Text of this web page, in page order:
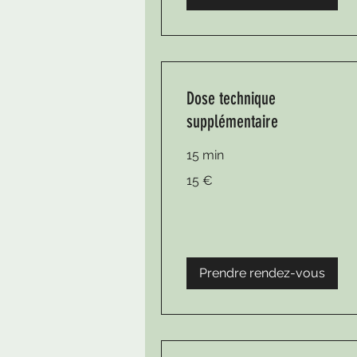
Dose technique
supplémentaire
15 min
euros
15 €
Prendre rendez-vous